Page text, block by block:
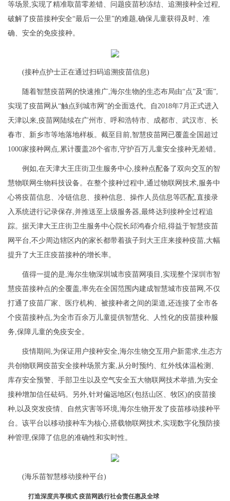
等场景,实现了精准取苗零差错、问题疫苗秒冻结、追溯接种全过程,
破解了疫苗接种安全“最后一公里”的难题,确保儿童获得及时、准
确、安全的免疫接种。
(接种点护士正在通过扫码追溯疫苗信息)
随着智慧疫苗网的快速推广,海尔生物的生态布局由“点”及“面”,
实现了疫苗网从“触点到城市网”的全面迭代。自2018年7月正式进入
天津以来,疫苗网陆续在广州市、呼和浩特市、成都市、武汉市、长
春市、新乡市等地落地样板。截至目前,智慧疫苗网已覆盖全国超过
1000家接种网点,累计覆盖28个省市,守护百万儿童安全接种无差错。
例如,在天津大王庄街卫生服务中心,接种点配备了双向交互的智
慧物联网生物科技设备。在整个接种过程中,通过物联网技术,服务中
心将疫苗信息、冷链信息、接种信息、操作人员信息等匹配,直接录
入系统进行记录保存,并推送至上级服务器,最终达到接种全过程追
踪。据天津大王庄街卫生服务中心院长邱鸿春介绍,得益于智慧疫苗
网平台,不少周边辖区内的家长都带着孩子到大王庄来接种疫苗,大幅
提升了大王庄疫苗接种的增长率。
值得一提的是,海尔生物深圳城市疫苗网项目,实现整个深圳市智
慧疫苗接种点的全覆盖,率先在全国范围内建成智慧城市疫苗网,不仅
打通了疫苗厂家、医疗机构、被接种者之间的渠道,还连接了全市各
个疫苗接种点,为全市百余万儿童提供智慧化、人性化的疫苗接种服
务,保障儿童的免疫安全。
疫情期间,为保证用户接种安全,海尔生物交互用户新需求,生态方
共创物联网疫苗安全接种场景方案,从分时预约、红外线体温检测、
库存安全预警、手部卫生以及空气安全五大物联网技术举措,为安全
接种增加信任砝码。另外,针对偏远地区(包括山区、牧区)的疫苗接
种,以及突发疫情、自然灾害等环境,海尔生物开发了疫苗移动接种平
台。该平台以移动接种车为核心,搭载物联网技术,实现数字化预防接
种管理,保障了信息的准确性和实时性。
(海乐苗智慧移动接种平台)
打造深度共享模式 疫苗网践行社会责任惠及全球